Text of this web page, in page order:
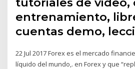
entrenamiento,
cuentas demo,
22 Jul 2017 Forex es el mercado
líquido del mundo,. en Forex y que